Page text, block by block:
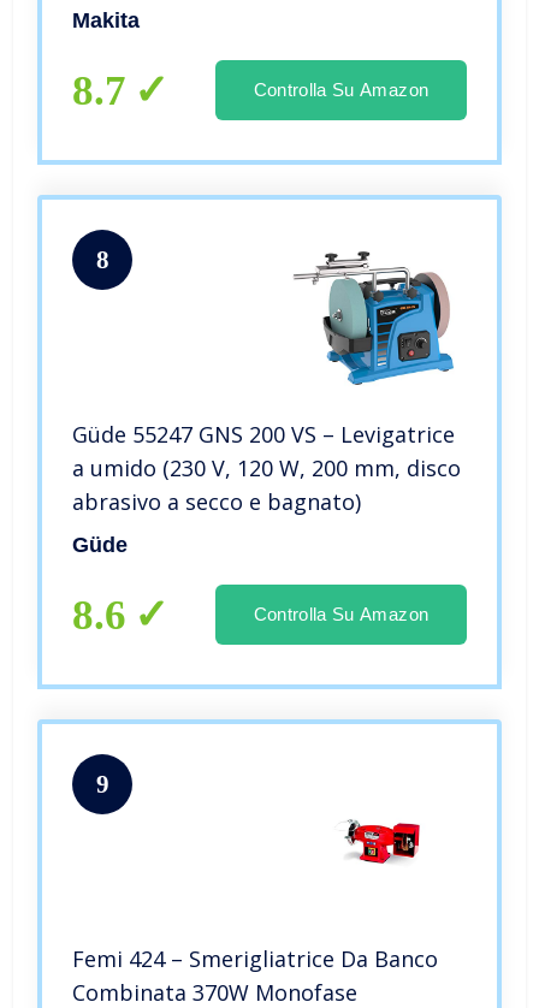
Makita
8.7 Controlla Su Amazon
8
Güde 55247 GNS 200 VS – Levigatrice
a umido (230 V, 120 W, 200 mm, disco
abrasivo a secco e bagnato)
Güde
8.6 Controlla Su Amazon
9
Femi 424 – Smerigliatrice Da Banco
Combinata 370W Monofase